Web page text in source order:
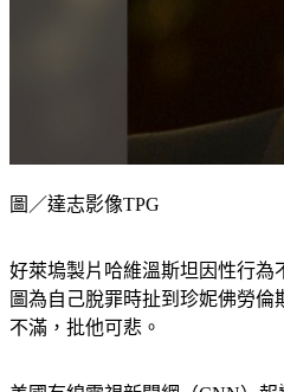
圖／達志影像TPG
好萊塢製片哈維溫斯坦因性行為
圖為自己脫罪時扯到珍妮佛勞
不滿，批他可悲。